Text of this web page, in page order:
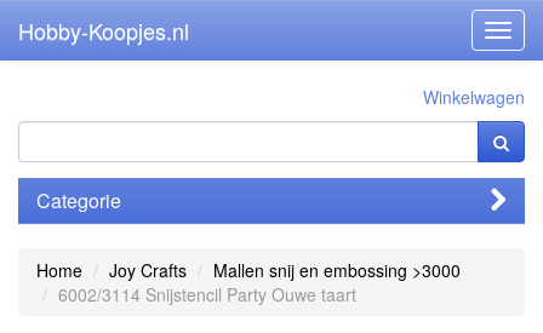
Hobby-Koopjes.nl
Winkelwagen
Categorie
Home Joy Crafts
Mallen snij en embossing >3000
6002/3114 Snijstencil Party Ouwe taart